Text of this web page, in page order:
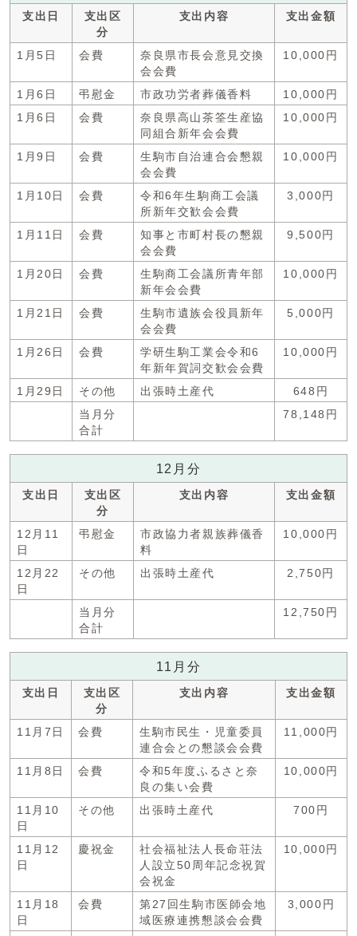
支出日
支出区
分
支出内容 支出金額
1月5日 会費
奈良県市長会意見交換
会会費
10,000円
1月6日 弔慰金 市政功労者葬儀香料
10,000円
1月6日
会費
奈良県高山茶筌生産協
同組合新年会会費
10,000円
1月9日 会費
生駒市自治連合会懇親
会会費
10,000円
1月10日 会費
令和6年生駒商工会議
所新年交歓会会費
3,000円
1月11日 会費
知事と市町村長の懇親
会会費
9,500円
1月20日 会費
生駒商工会議所青年部
新年会会費
10,000円
1月21日 会費
生駒市遺族会役員新年
会会費
5,000円
1月26日 会費
学研生駒工業会令和6
年新年賀詞交歓会会費
10,000円
1月29日 その他 出張時土産代
648円
当月分
合計
78,148円
12月分
支出日
支出区
分
支出内容 支出金額
12月11
日
弔慰金
市政協力者親族葬儀香
料
10,000円
12月22
日
その他 出張時土産代 2,750円
当月分
合計
12,750円
11月分
支出日
支出区
分
支出内容 支出金額
11月7日 会費
生駒市民生・児童委員
連合会との懇談会会費
11,000円
11月8日 会費
令和5年度ふるさと奈
良の集い会費
10,000円
11月10
日
その他 出張時土産代 700円
11月12
日
慶祝金
社会福祉法人長命荘法
人設立50周年記念祝賀
会祝金
10,000円
11月18
日
会費
第27回生駒市医師会地
域医療連携懇談会会費
3,000円